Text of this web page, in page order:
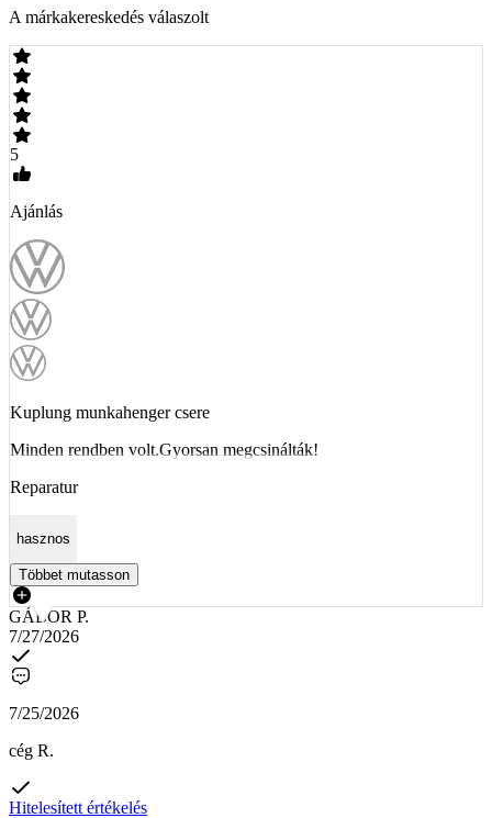
A márkakereskedés válaszolt
5
Ajánlás
Kuplung munkahenger csere
Minden rendben volt.Gyorsan megcsinálták!
Reparatur
hasznos
Többet mutasson
GÁBOR P.
7/27/2026
7/25/2026
cég R.
Hitelesített értékelés